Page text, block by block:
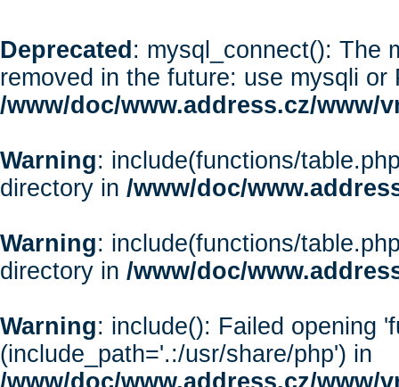
Deprecated : mysql_connect(): The
removed in the future: use mysqli or
/www/doc/www.address.cz/www/
Warning: include(functions/
directory in /www/doc/
Warning: include(functions/
directory in /www/doc/
Warning: include(): Failed opening
(include_path='.:/usr/share/php') in
/www/doc/www.address.cz/www/